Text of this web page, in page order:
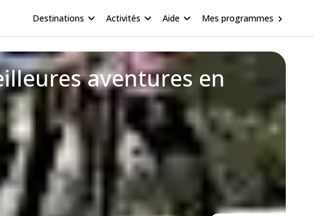
Destinations Activités Aide Mes programmes
aventures en